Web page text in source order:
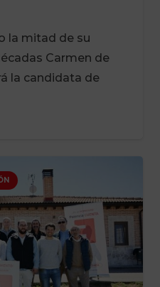
la mitad de su
Carmen de
la candidata de